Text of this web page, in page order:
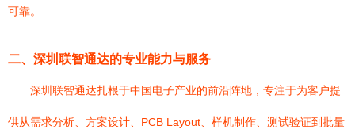
可靠。
二、深圳联智通达的专业能力与服务
深圳联智通达扎根于中国电子产业的前沿阵地，专注于为客户提
供从需求分析、方案设计、PCB Layout、样机制作、测试验证到批量